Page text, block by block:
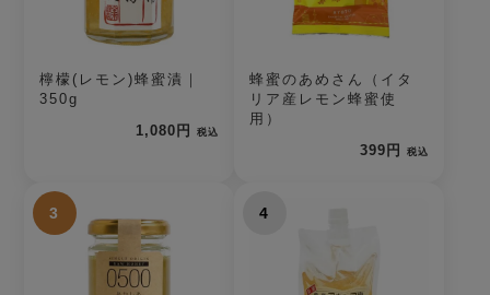
檸檬(レモン)蜂蜜漬｜
350g
1,080円
税込
蜂蜜のあめさん（イタ
リア産レモン蜂蜜使
用）
399円
税込
3 4